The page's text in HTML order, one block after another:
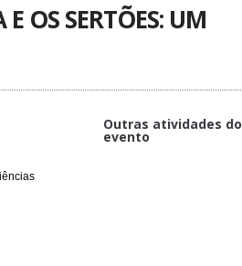
OS SERTÕES: UM
Outras atividades do
evento